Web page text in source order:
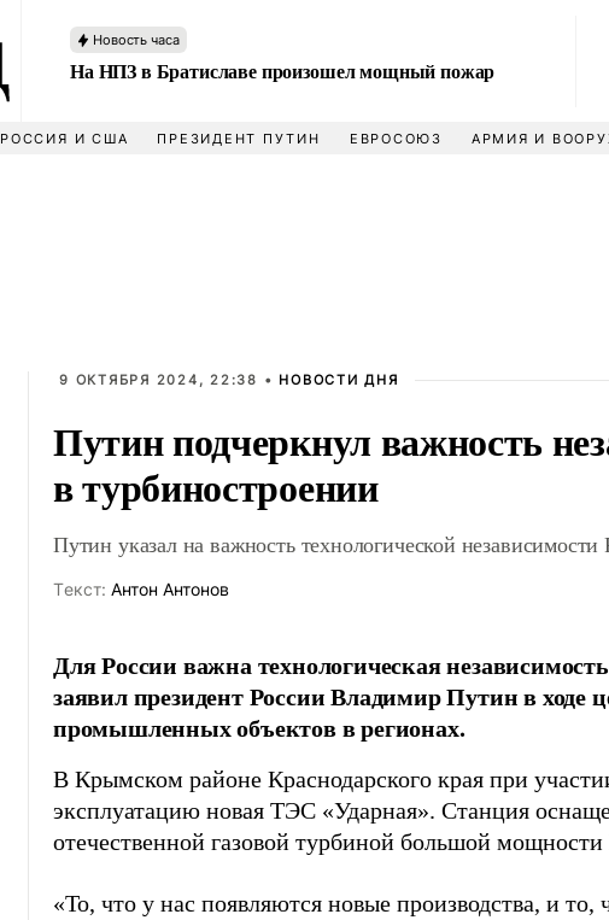
Новость часа
На НПЗ в Братиславе произошел мощный пожар
РОССИЯ И США ПРЕЗИДЕНТ ПУТИН ЕВРОСОЮЗ АРМИЯ И
9 ОКТЯБРЯ 2024, 22:38 • НОВОСТИ ДНЯ
Путин подчеркнул важность
в турбиностроении
Путин указал на важность технологической
Tекст: Антон Антонов
Для России важна технологическая
заявил президент России Владимир Путин в ходе
промышленных объектов в регионах.
В Крымском районе Краснодарского края при
эксплуатацию новая ТЭС «Ударная». Станция
отечественной газовой турбиной большой
«То, что у нас появляются новые производства, и